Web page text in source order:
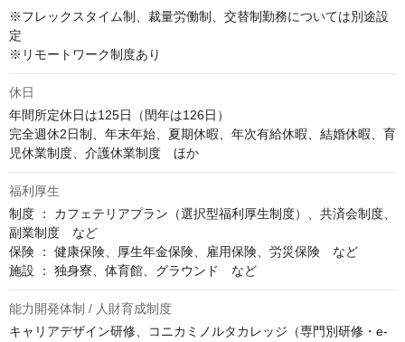
※フレックスタイム制、裁量労働制、交替制勤務については別途設
定
※リモートワーク制度あり
休日
年間所定休日は125日（閏年は126日）
完全週休2日制、年末年始、夏期休暇、年次有給休暇、結婚休暇、育
児休業制度、介護休業制度　ほか
福利厚生
制度 ： カフェテリアプラン（選択型福利厚生制度）、共済会制度、
副業制度　など
保険 ： 健康保険、厚生年金保険、雇用保険、労災保険　など
施設 ： 独身寮、体育館、グラウンド　など
能力開発体制 / 人財育成制度
キャリアデザイン研修、コニカミノルタカレッジ（専門別研修・e-